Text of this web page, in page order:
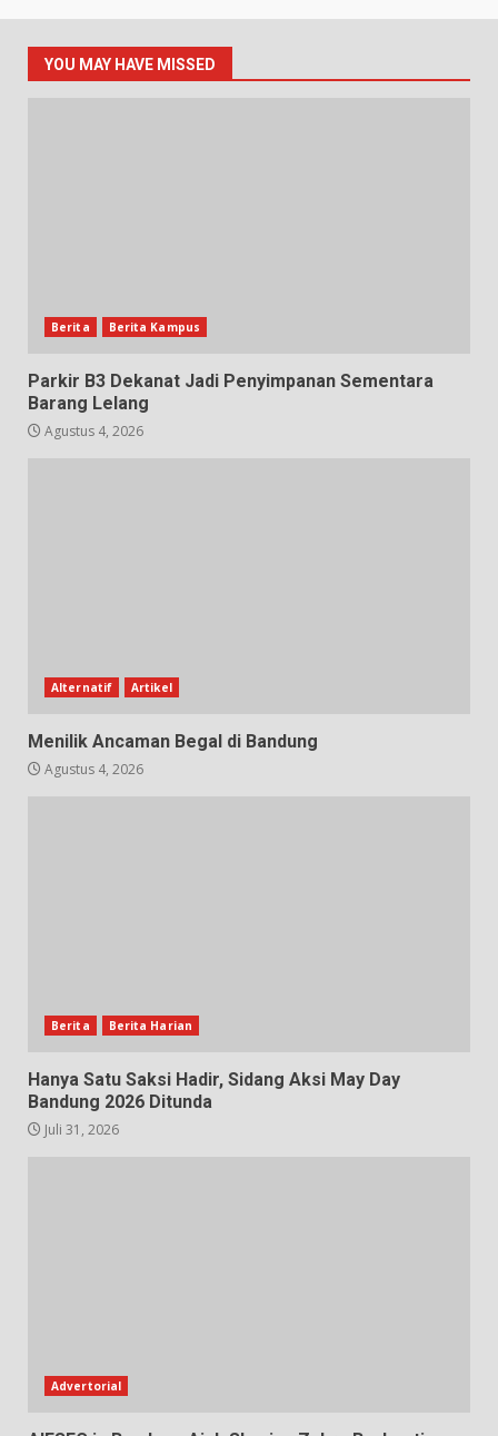
YOU MAY HAVE MISSED
Berita Berita Kampus
Parkir B3 Dekanat Jadi Penyimpanan Sementara
Barang Lelang
Agustus 4, 2026
Alternatif Artikel
Menilik Ancaman Begal di Bandung
Agustus 4, 2026
Berita Berita Harian
Hanya Satu Saksi Hadir, Sidang Aksi May Day
Bandung 2026 Ditunda
Juli 31, 2026
Advertorial